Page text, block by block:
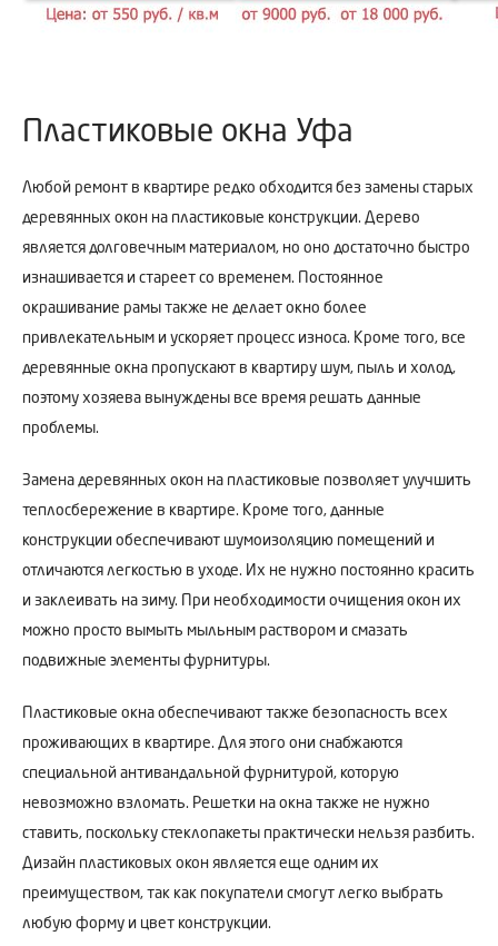
Пластиковые окна Уфа
Любой ремонт в квартире редко обходится без замены старых
деревянных окон на пластиковые конструкции. Дерево
является долговечным материалом, но оно достаточно быстро
изнашивается и стареет со временем. Постоянное
окрашивание рамы также не делает окно более
привлекательным и ускоряет процесс износа. Кроме того, все
деревянные окна пропускают в квартиру шум, пыль и холод,
поэтому хозяева вынуждены все время решать данные
проблемы.
Замена деревянных окон на пластиковые позволяет улучшить
теплосбережение в квартире. Кроме того, данные
конструкции обеспечивают шумоизоляцию помещений и
отличаются легкостью в уходе. Их не нужно постоянно красить
и заклеивать на зиму. При необходимости очищения окон их
можно просто вымыть мыльным раствором и смазать
подвижные элементы фурнитуры.
Пластиковые окна обеспечивают также безопасность всех
проживающих в квартире. Для этого они снабжаются
специальной антивандальной фурнитурой, которую
невозможно взломать. Решетки на окна также не нужно
ставить, поскольку стеклопакеты практически нельзя разбить.
Дизайн пластиковых окон является еще одним их
преимуществом, так как покупатели смогут легко выбрать
любую форму и цвет конструкции.